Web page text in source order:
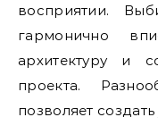
восприятии.
гармонично
архитектуру и
проекта.
позволяет